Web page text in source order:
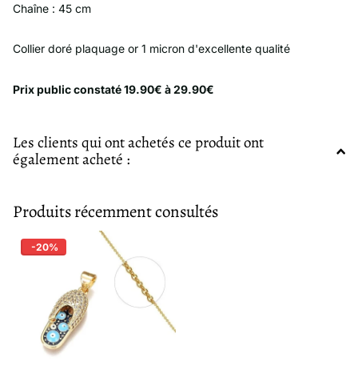
Chaîne : 45 cm
Collier doré plaquage or 1 micron d'excellente qualité
Prix public constaté 19.90€ à 29.90€
Les clients qui ont achetés ce produit ont
également acheté :
Produits récemment consultés
-20%